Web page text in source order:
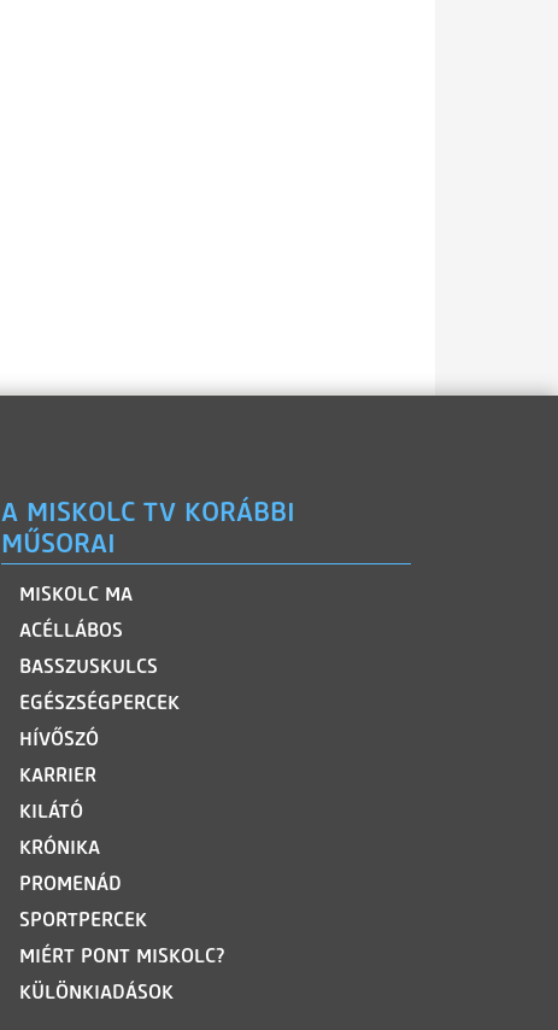
A MISKOLC TV KORÁBBI
MŰSORAI
MISKOLC MA
ACÉLLÁBOS
BASSZUSKULCS
EGÉSZSÉGPERCEK
HÍVŐSZÓ
KARRIER
KILÁTÓ
KRÓNIKA
PROMENÁD
SPORTPERCEK
MIÉRT PONT MISKOLC?
KÜLÖNKIADÁSOK